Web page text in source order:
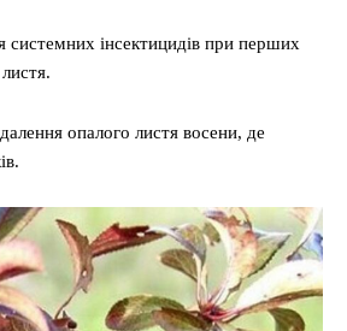
інсектицидів при перших
опалого листя восени, де